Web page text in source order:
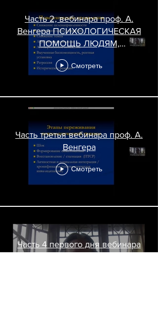
Часть 2, вебинара проф. А.
Венгера ПСИХОЛОГИЧЕСКАЯ
ПОМОЩЬ ЛЮДЯМ,
ПЕРЕЖИВШИМ
ЭКСТРЕМАЛЬНУЮ
Смотреть
Часть третья вебинара проф. А.
Венгера
Смотреть
Часть 4 первого дня вебинара